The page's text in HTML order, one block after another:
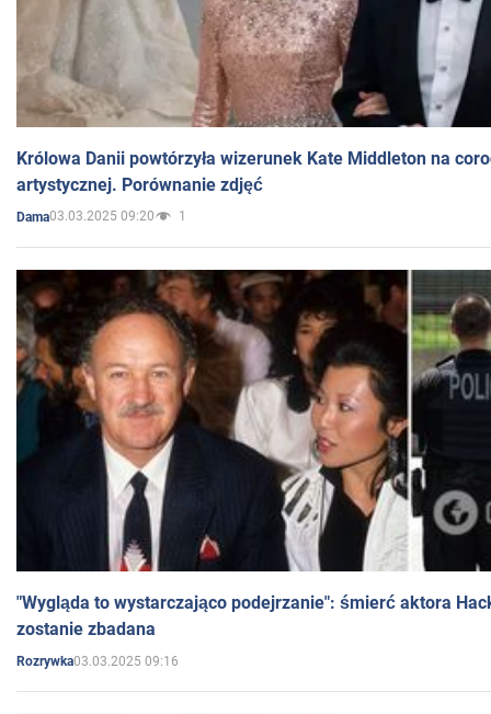
Królowa Danii powtórzyła wizerunek Kate Middleton na
artystycznej. Porównanie zdjęć
Dama03.03.2025 09:20 1
"Wygląda to wystarczająco podejrzanie": śmierć aktora
zostanie zbadana
Rozrywka03.03.2025 09:16